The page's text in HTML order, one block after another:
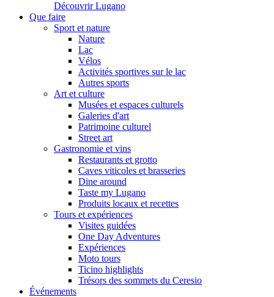
Découvrir Lugano
Que faire
Sport et nature
Nature
Lac
Vélos
Activités sportives sur le lac
Autres sports
Art et culture
Musées et espaces culturels
Galeries d'art
Patrimoine culturel
Street art
Gastronomie et vins
Restaurants et grotto
Caves viticoles et brasseries
Dine around
Taste my Lugano
Produits locaux et recettes
Tours et expériences
Visites guidées
One Day Adventures
Expériences
Moto tours
Ticino highlights
Trésors des sommets du Ceresio
Événements